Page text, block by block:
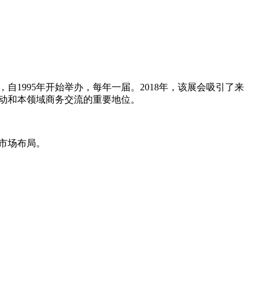
1995年开始举办，每年一届。2018年，该展会吸引了来
和本领域商务交流的重要地位。
场布局。